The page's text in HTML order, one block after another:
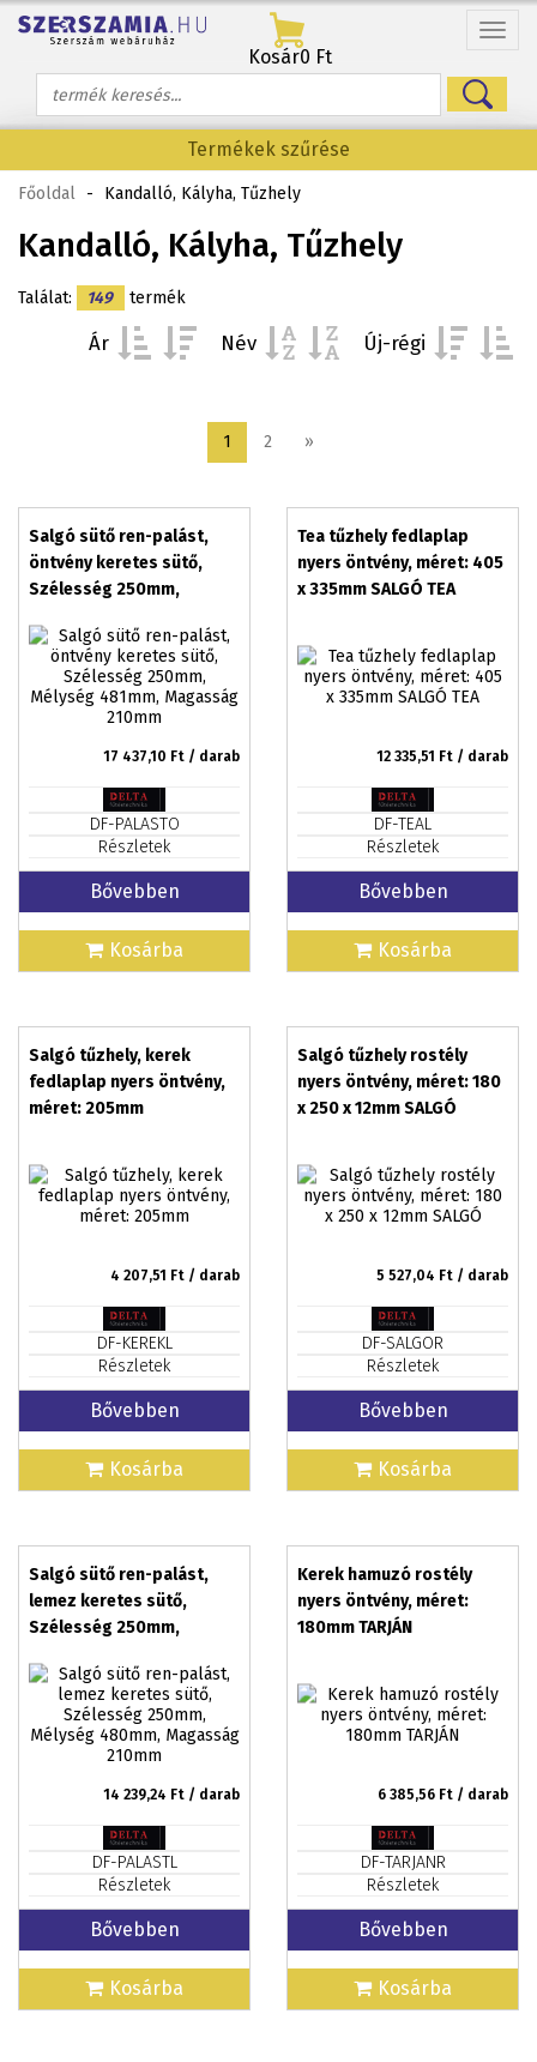
Menü
Kosár0 Ft
Termékek szűrése
Főoldal - Kandalló, Kályha, Tűzhely
Kandalló, Kályha, Tűzhely
Találat: 149 termék
Ár Név Új-régi
1 2 »
Salgó sütő ren-palást,
öntvény keretes sütő,
Szélesség 250mm,
Magasság 210mm
17 437,10 Ft / darab
DF-PALASTO
Részletek
Bővebben
Kosárba
Tea tűzhely fedlaplap
nyers öntvény, méret: 405
x 335mm SALGÓ TEA
12 335,51 Ft / darab
DF-TEAL
Részletek
Bővebben
Kosárba
Salgó tűzhely, kerek
fedlaplap nyers öntvény,
méret: 205mm
4 207,51 Ft / darab
DF-KEREKL
Részletek
Bővebben
Kosárba
Salgó tűzhely rostély
nyers öntvény, méret: 180
x 250 x 12mm SALGÓ
5 527,04 Ft / darab
DF-SALGOR
Részletek
Bővebben
Kosárba
Salgó sütő ren-palást,
lemez keretes sütő,
Szélesség 250mm,
Magasság 210mm
14 239,24 Ft / darab
DF-PALASTL
Részletek
Bővebben
Kosárba
Kerek hamuzó rostély
nyers öntvény, méret:
180mm TARJÁN
6 385,56 Ft / darab
DF-TARJANR
Részletek
Bővebben
Kosárba